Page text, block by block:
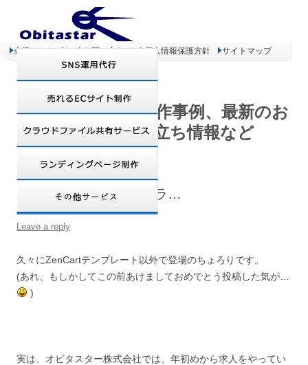
企業コンセプト お問い合わせ 個人情報保護方針 サイトマップ
オビタスター 制作事例、最新のお
得情報、お役立ち情報など
求人・面接・エトセトラ…
Leave a reply
久々にZenCartテンプレート以外で登場のちょろりです。
(あれ、もしかしてこの前あけましておめでとう投稿した気が…
)
実は、オビタスター株式会社では、年初めから求人をやってい